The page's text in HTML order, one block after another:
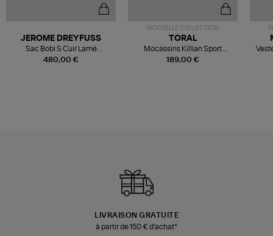
480,00 €
JEROME DREYFUSS
Sac Bobi S Cuir Lamé
Champagne
NOUVELLE COLLECTION
189,00 €
TORAL
Mocassins Killian Sport
Mousse
LIVRAISON GRATUITE
à partir de 150 € d'achat*